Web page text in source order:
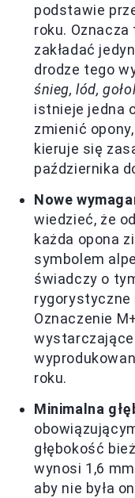
podstawie
roku.
zakładać
drodze tego
śnieg, lód,
istnieje jedna
zmienić
kieruje się
października
Nowe
wiedzieć, że
każda opona
symbolem
świadczy o
rygorystyczne
Oznaczenie
wystarczające
roku.
Minimalna
głębokość
wynosi 1,6
aby nie była